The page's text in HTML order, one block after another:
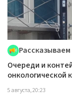
Рассказываем
Очереди и
онкологической
5 августа, 20:23